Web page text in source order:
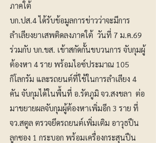
ภาคใต้
บก.ปส.4 ได้รับข้อมูลการข่าวว่าจะมีการ
ลำเลียงยาเสพติดลงภาคใต้ วันที่ 7 ม.ค.69
ร่วมกับ บก.ขส. เข้าสกัดกั้นขบวนการ จับกุมผู้
ต้องหา 4 ราย พร้อมไอซ์ประมาณ 105
กิโลกรัม และรถยนต์ที่ใช้ในการลำเลียง 4
คัน จับกุมได้ในพื้นที่ อ.รัตภูมิ จว.สงขลา ต่อ
มาขยายผลจับกุมผู้ต้องหาเพิ่มอีก 3 ราย ที่
จว.สตูล ตรวจยึดรถยนต์เพิ่มเติม อาวุธปืน
ลูกซอง 1 กระบอก พร้อมเครื่องกระสุนปืน